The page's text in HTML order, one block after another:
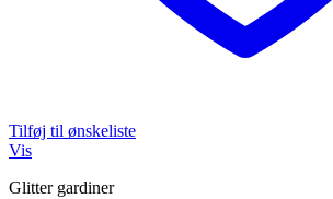
Tilføj til ønskeliste
Vis
Glitter gardiner